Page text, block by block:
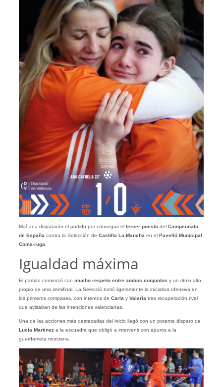
Mañana disputarán el partido por conseguir el tercer puesto del Campeonato
de España contra la Selección de Castilla La-Mancha en el Pavelló Municipal
Coma-ruga
Igualdad máxima
El partido comenzó con mucho respeto entre ambos conjuntos y un ritmo alto,
propio de una semifinal. La Selecció tomó ligeramente la iniciativa ofensiva en
los primeros compases, con intentos de Carla y Valeria tras recuperación rival
que avisaban de las intenciones valencianas.
Una de las acciones más destacadas del inicio llegó con un potente disparo de
Lucía Martíneza la escuadra que obligó a intervenir con apuros a la
guardameta murciana.